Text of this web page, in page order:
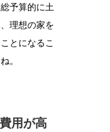
予算的に土
理想の家を
とになるこ
。
用が高